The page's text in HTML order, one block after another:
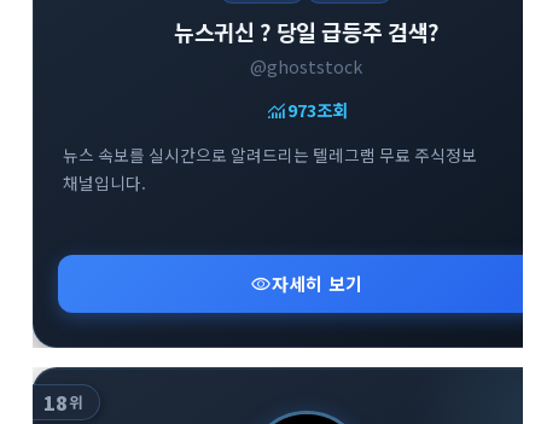
뉴스귀신 ? 당일 급등주 검색?
@ghoststock
monitoring973조회
뉴스 속보를 실시간으로 알려드리는 텔레그램 무료 주식정보
채널입니다.
visibility자세히 보기
18위